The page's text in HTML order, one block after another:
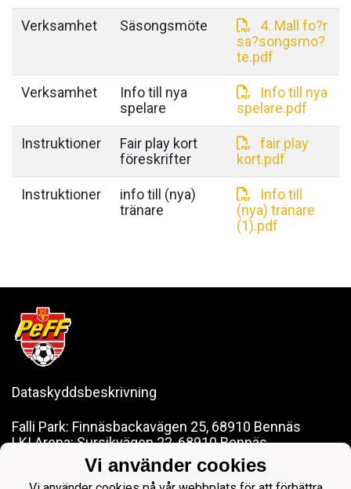
Verksamhet Säsongsmöte
4. Mall fo?r
sa?songsmo?
te.pdf
Verksamhet
Info till nya
spelare
Info till nya
spelare.pdf
Instruktioner
Fair play kort
föreskrifter
fair play
kort.pdf
Instruktioner
info till (nya)
tränare
Info till
(nya) tränare
(1).pdf
Dataskyddsbeskrivning
Falli Park: Finnäsbackavägen 25, 68910 Bennäs
LKI Arena: Sursikvägen 22, 68910 Bennäs
pedersoreff@gmail.com
Vi använder cookies